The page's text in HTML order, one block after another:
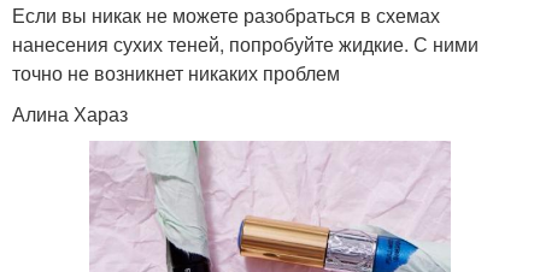
Если вы никак не можете разобраться в схемах
нанесения сухих теней, попробуйте жидкие. С ними
точно не возникнет никаких проблем
Алина Хараз